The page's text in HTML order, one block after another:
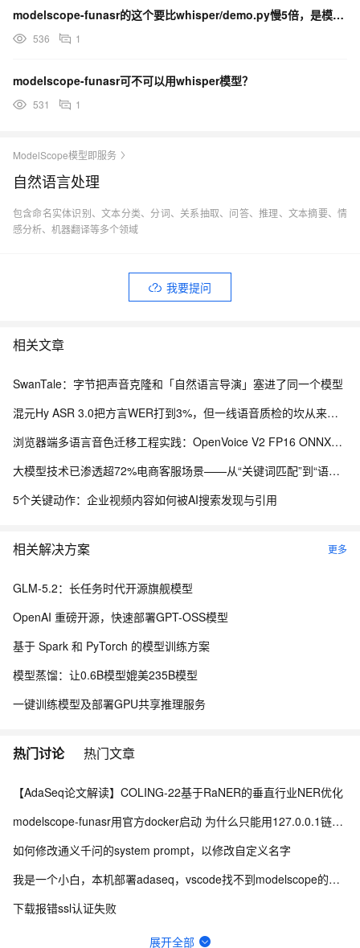
modelscope-funasr的这个要比whisper/demo.py慢5倍，是模型不同吗？
536 1
modelscope-funasr可不可以用whisper模型？
531 1
ModelScope模型即服务
自然语言处理
包含命名实体识别、文本分类、分词、关系抽取、问答、推理、文本摘要、情
感分析、机器翻译等多个领域
我要提问
相关文章
SwanTale：字节把声音克隆和「自然语言导演」塞进了同一个模型
混元Hy ASR 3.0把方言WER打到3%，但一线语音质检的坎从来不在识别率上
浏览器端多语言音色迁移工程实践：OpenVoice V2 FP16 ONNX、WebGPU 与 ModelScope 模型分发
大模型技术已渗透超72%电商客服场景——从“关键词匹配”到“语义理解”的技术跃迁
5个关键动作：企业视频内容如何被AI搜索发现与引用
相关解决方案 更多
GLM-5.2：长任务时代开源旗舰模型
OpenAI 重磅开源，快速部署GPT-OSS模型
基于 Spark 和 PyTorch 的模型训练方案
模型蒸馏：让0.6B模型媲美235B模型
一键训练模型及部署GPU共享推理服务
热门讨论 热门文章
【AdaSeq论文解读】COLING-22基于RaNER的垂直行业NER优化
modelscope-funasr用官方docker启动 为什么只能用127.0.0.1链接wss？
如何修改通义千问的system prompt，以修改自定义名字
我是一个小白，本机部署adaseq，vscode找不到modelscope的module
下载报错ssl认证失败
自然语言处理大模型，对word文本格式检测
展开全部